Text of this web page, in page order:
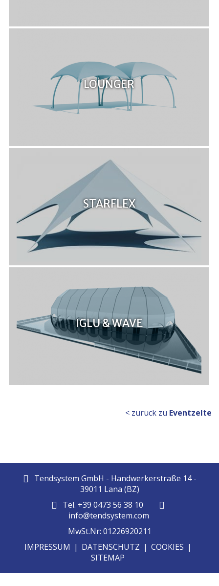
LOUNGER
STARFLEX
IGLU & WAVE
< zurück zu Eventzelte
Tendsystem GmbH - Handwerkerstraße 14 -
39011 Lana (BZ)
Tel. +39 0473 56 38 10
info@tendsystem.com
MwSt.Nr: 01226920211
IMPRESSUM | DATENSCHUTZ | COOKIES |
SITEMAP